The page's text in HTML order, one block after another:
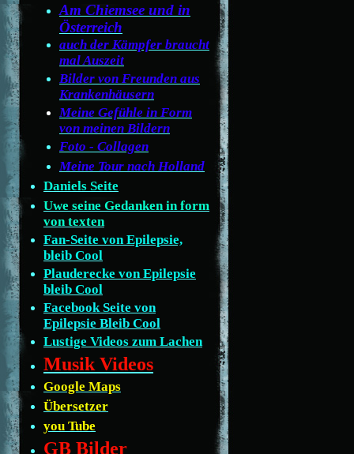
Am Chiemsee und in
Österreich
auch der Kämpfer braucht
mal Auszeit
Bilder von Freunden aus
Krankenhäusern
Meine Gefühle in Form
von meinen Bildern
Foto - Collagen
Meine Tour nach Holland
Daniels Seite
Uwe seine Gedanken in form
von texten
Fan-Seite von Epilepsie,
bleib Cool
Plauderecke von Epilepsie
bleib Cool
Facebook Seite von
Epilepsie Bleib Cool
Lustige Videos zum Lachen
Musik Videos
Google Maps
Übersetzer
you Tube
GB Bilder